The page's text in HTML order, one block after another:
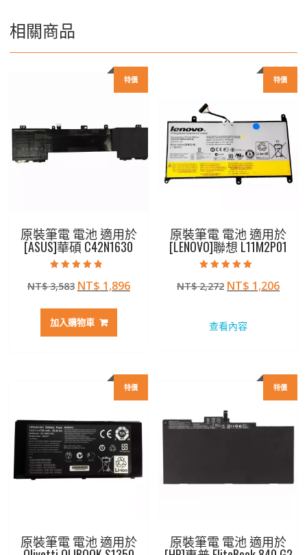
相關商品
特價
原裝筆電 電池 適用於
[ASUS]華碩 C42N1630
4.50
滿分 5
NT$3,583 原
價
格：
NT$ 1,896目
加入購物車
特價
原裝筆電 電池 適用於
[LENOVO]聯想 L11M2P01
5.00
滿分 5
NT$2,272 原
格：
NT$ 1,206目
查看內容
特價
原裝筆電 電池 適用於
特價
原裝筆電 電池 適用於